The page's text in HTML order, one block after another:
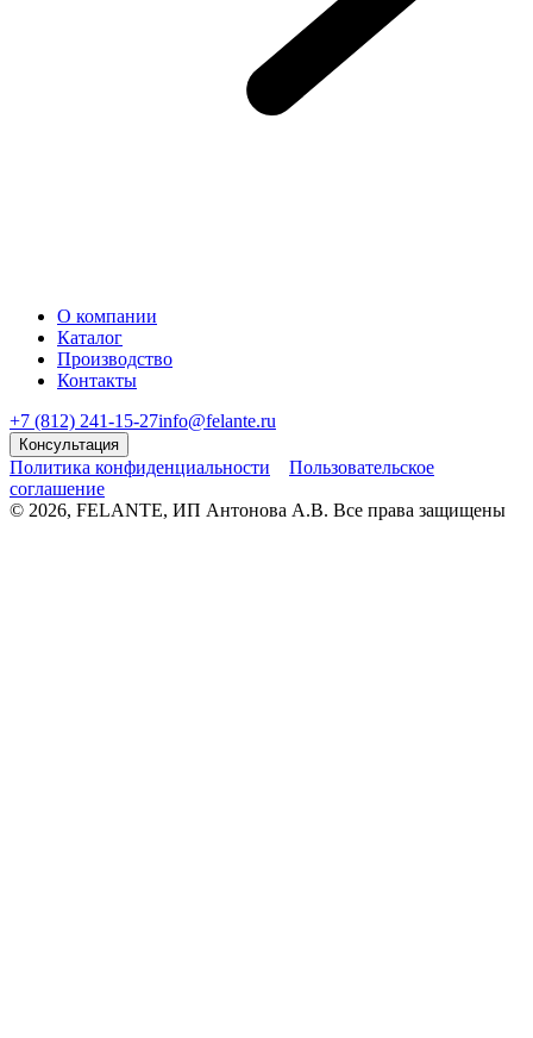
О компании
Каталог
Производство
Контакты
+7 (812) 241-15-27info@felante.ru
Консультация
Политика конфиденциальности
Пользовательское
соглашение
© 2026, FELANTE, ИП Антонова А.В. Все права защищены